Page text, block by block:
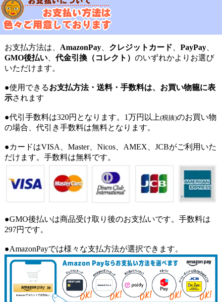
お支払方法は、 AmazonPay、 クレジットカード PayPay、
GMO後払い、代金引換（コレクト） のいずれかよりお選び
いただけます。
●使用できるお支払方法・送料・手数料は、お買い物籠に表
示されます
●代引手数料は320円となります。1万円以上(税抜)のお買い物
の場合、代引き手数料は無料となります。
●カードはVISA、Master、Nicos、AMEX、JCBがご利用いた
だけます。手数料は無料です。
●GMO後払いは商品受け取り後のお支払いです。手数料は
297円です。
●AmazonPayでは様々な支払方法が選択できます。